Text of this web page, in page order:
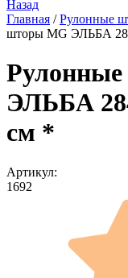
Назад
Главная / Рулонные
шторы MG ЭЛЬБА
ЭЛЬБА
см *
Артикул:
1692